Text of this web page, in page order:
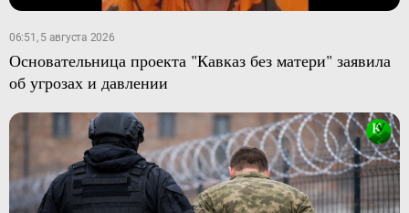
06:51, 5 августа 2026
Основательница проекта "Кавказ без матери" заявила
об угрозах и давлении